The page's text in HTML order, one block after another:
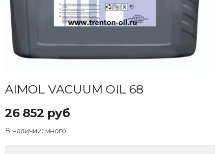
AIMOL VACUUM OIL 68
26 852 руб
В наличии: много